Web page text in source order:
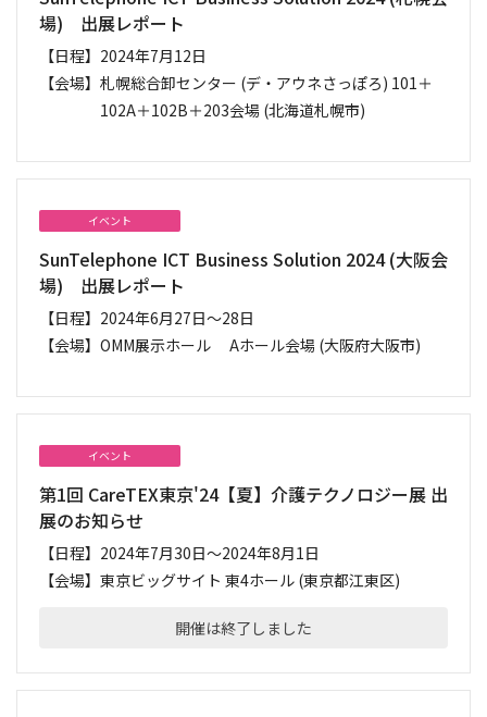
場) 出展レポート
【日程】 2024年7月12日
【会場】 札幌総合卸センター (デ・アウネさっぽろ) 101＋
102A＋102B＋203会場 (北海道札幌市)
イベント
SunTelephone ICT Business Solution 2024 (大阪会
場) 出展レポート
【日程】 2024年6月27日～28日
【会場】 OMM展示ホール Aホール会場 (大阪府大阪市)
イベント
第1回 CareTEX東京'24【夏】介護テクノロジー展 出
展のお知らせ
【日程】 2024年7月30日～2024年8月1日
【会場】 東京ビッグサイト 東4ホール (東京都江東区)
開催は終了しました